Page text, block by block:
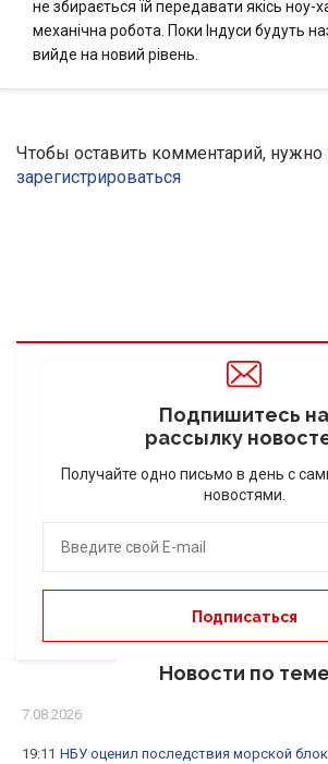
не збирається їй передавати якісь ноу-
механічна робота. Поки Індуси будуть
вийде на новий рівень.
Чтобы оставить комментарий, нужно
зарегистрироваться
Подпишитесь на
рассылку
Получайте одно письмо в день с
новостями.
Новости по теме
7.08.2026
19:11 НБУ оценил последствия морской